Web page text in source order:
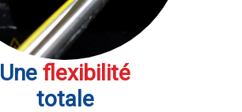
Une flexibilité
totale